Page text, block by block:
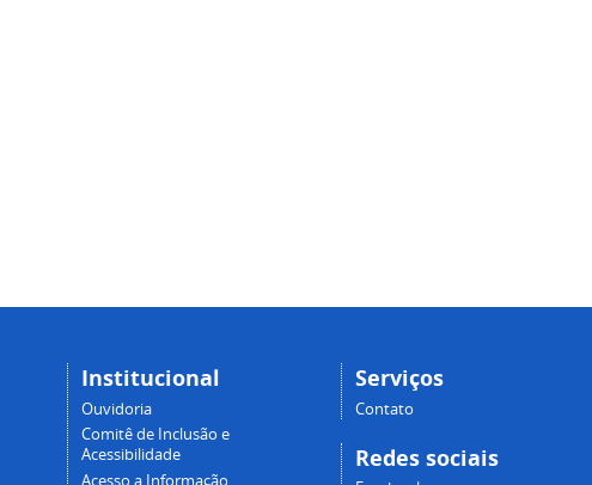
Institucional
Ouvidoria
Comitê de Inclusão e
Acessibilidade
Acesso a Informação
Serviços
Contato
Redes sociais